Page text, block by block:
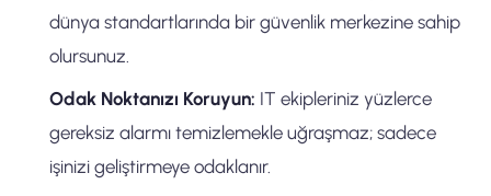
dünya standartlarında bir güvenlik merkezine sahip
olursunuz.
Odak Noktanızı Koruyun: IT ekipleriniz yüzlerce
gereksiz alarmı temizlemekle uğraşmaz; sadece
işinizi geliştirmeye odaklanır.